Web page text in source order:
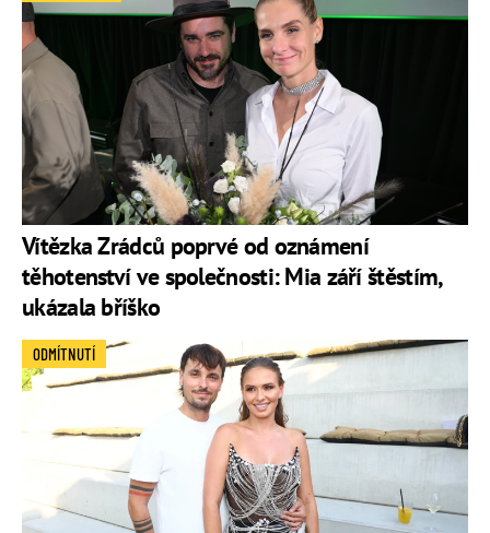
Vítězka Zrádců poprvé od oznámení
těhotenství ve společnosti: Mia září štěstím,
ukázala bříško
ODMÍTNUTÍ